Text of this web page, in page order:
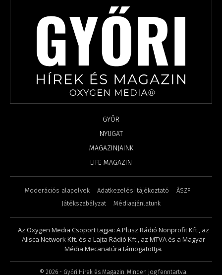
GYŐR
NYUGAT
MAGAZINJAINK
LIFE MAGAZIN
Moderációs alapelvek Adatkezelési tájékoztató
ÁSZF
Játékszabályzat
Médiaajánlatunk
Az Oxygen Media Csoport tagjai: A Plusz Rádió Nonprofit Kft., az
Alisca Network Kft. és a Lajta Rádió Kft., az MTVA és a Magyar
Média Mecanatúra támogatottja.
© 2026 - Győri Hírek és Magazin. Minden jog fenntartva.